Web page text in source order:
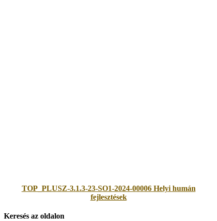
TOP_PLUSZ-3.1.3-23-SO1-2024-00006 Helyi humán
fejlesztések
Keresés az oldalon